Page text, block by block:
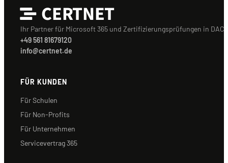
CERTNET
Ihr Partner für Microsoft 365 und Zertifizierungsprüfungen in
+49 561 81679120
info@certnet.de
FÜR KUNDEN
Für Schulen
Für Non-Profits
Für Unternehmen
Servicevertrag 365